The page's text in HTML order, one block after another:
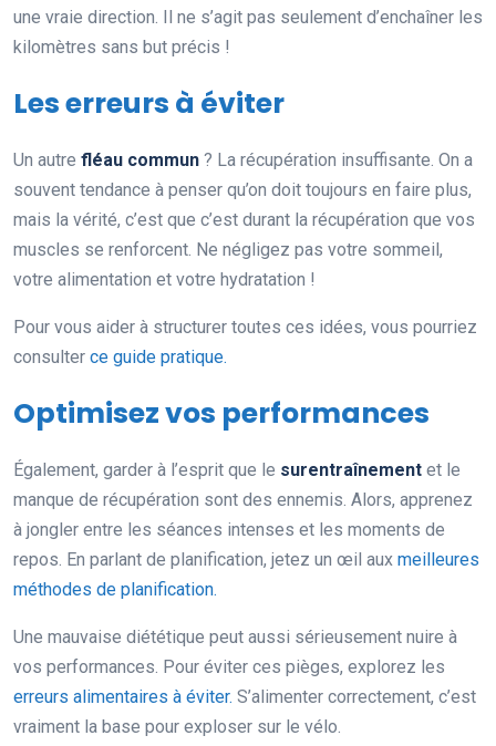
une vraie direction. Il ne s’agit pas seulement d’enchaîner les
kilomètres sans but précis !
Les erreurs à éviter
Un autre fléau commun ? La récupération insuffisante. On a
souvent tendance à penser qu’on doit toujours en faire plus,
mais la vérité, c’est que c’est durant la récupération que vos
muscles se renforcent. Ne négligez pas votre sommeil,
votre alimentation et votre hydratation !
Pour vous aider à structurer toutes ces idées, vous pourriez
consulter ce guide pratique.
Optimisez vos performances
Également, garder à l’esprit que le surentraînement et le
manque de récupération sont des ennemis. Alors, apprenez
à jongler entre les séances intenses et les moments de
repos. En parlant de planification, jetez un œil aux meilleures
méthodes de planification.
Une mauvaise diététique peut aussi sérieusement nuire à
vos performances. Pour éviter ces pièges, explorez les
erreurs alimentaires à éviter. S’alimenter correctement, c’est
vraiment la base pour exploser sur le vélo.